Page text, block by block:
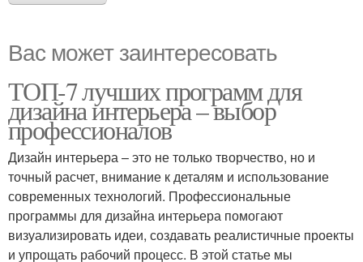
Вас может заинтересовать
ТОП-7 лучших программ для
дизайна интерьера – выбор
профессионалов
Дизайн интерьера – это не только творчество, но и
точный расчет, внимание к деталям и использование
современных технологий. Профессиональные
программы для дизайна интерьера помогают
визуализировать идеи, создавать реалистичные проекты
и упрощать рабочий процесс. В этой статье мы